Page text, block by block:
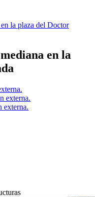
la plaza del Doctor
en la
externa.
externa.